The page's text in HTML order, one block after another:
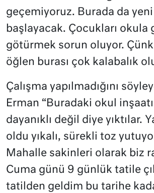
geçemiyoruz. Burada da
başlayacak. Çocukları okula
götürmek sorun oluyor.
öğlen burası çok kalabalık
Çalışma yapılmadığını
Erman “Buradaki okul
dayanıklı değil diye yıktılar.
oldu yıkalı, sürekli toz
Mahalle sakinleri olarak biz
Cuma günü 9 günlük tatile
tatilden geldim bu tarihe